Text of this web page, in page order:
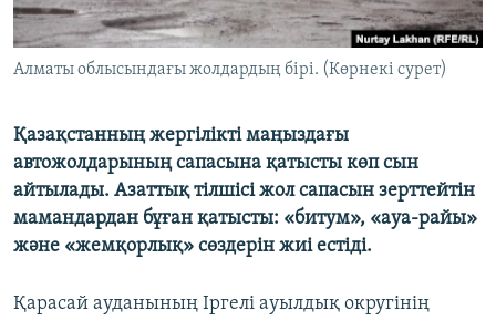
Басқа тілдерде
Алматы облысындағы жолдардың бірі. (Көрнекі сурет)
Қазақстанның жергілікті маңыздағы
автожолдарының сапасына қатысты көп сын
айтылады. Азаттық тілшісі жол сапасын зерттейтін
мамандардан бұған қатысты: «битум», «ауа-райы»
және «жемқорлық» сөздерін жиі естіді.
Қарасай ауданының Іргелі ауылдық округінің